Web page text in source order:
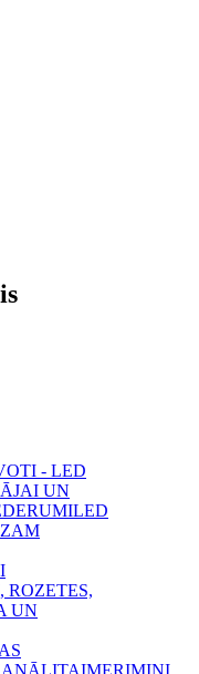
- LED
UN
LED
ROZETES,
UN
TAIMERIMINI